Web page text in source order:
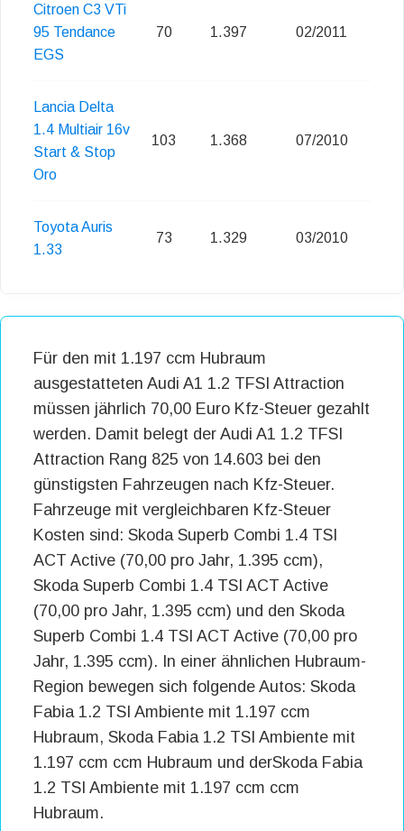
Citroen C3 VTi
95 Tendance
EGS
70 1.397 02/2011
Lancia Delta
1.4 Multiair 16v
Start & Stop
Oro
103 1.368 07/2010
Toyota Auris
1.33
73 1.329 03/2010
Für den mit 1.197 ccm Hubraum
ausgestatteten Audi A1 1.2 TFSI Attraction
müssen jährlich 70,00 Euro Kfz-Steuer gezahlt
werden. Damit belegt der Audi A1 1.2 TFSI
Attraction Rang 825 von 14.603 bei den
günstigsten Fahrzeugen nach Kfz-Steuer.
Fahrzeuge mit vergleichbaren Kfz-Steuer
Kosten sind: Skoda Superb Combi 1.4 TSI
ACT Active (70,00 pro Jahr, 1.395 ccm),
Skoda Superb Combi 1.4 TSI ACT Active
(70,00 pro Jahr, 1.395 ccm) und den Skoda
Superb Combi 1.4 TSI ACT Active (70,00 pro
Jahr, 1.395 ccm). In einer ähnlichen Hubraum-
Region bewegen sich folgende Autos: Skoda
Fabia 1.2 TSI Ambiente mit 1.197 ccm
Hubraum, Skoda Fabia 1.2 TSI Ambiente mit
1.197 ccm ccm Hubraum und derSkoda Fabia
1.2 TSI Ambiente mit 1.197 ccm ccm
Hubraum.